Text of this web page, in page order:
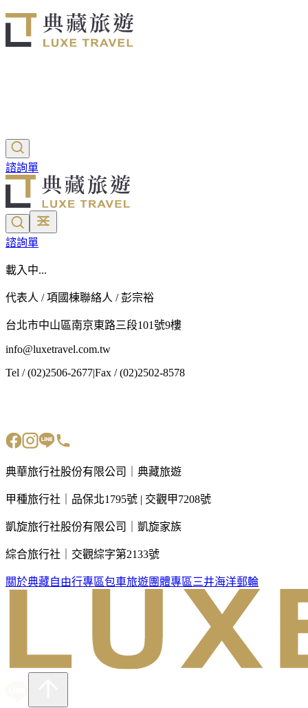
諮詢單
諮詢單
載入中...
代表人 / 項國棟聯絡人 / 彭宗裕
台北市中山區南京東路三段101號9樓
info@luxetravel.com.tw
Tel / (02)2506-2677|Fax / (02)2502-8578
典華旅行社股份有限公司｜典藏旅遊
甲種旅行社｜品保北1795號 | 交觀甲7208號
凱旋旅行社股份有限公司｜凱旋家族
綜合旅行社｜交觀綜字第2133號
關於典藏自由行專區包車旅遊團體專區 三井海洋郵輪